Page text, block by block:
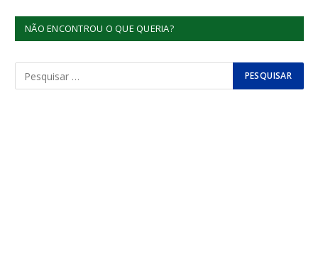
NÃO ENCONTROU O QUE QUERIA?